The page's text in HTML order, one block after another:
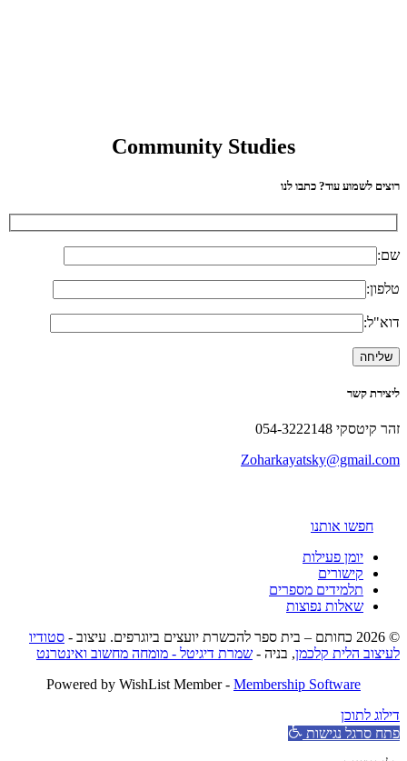
Community Studies
רוצים לשמוע עוד? כתבו לנו
שם:
טלפון:
דוא"ל:
ליצירת קשר
זהר קיטסקי 054-3222148
Zoharkayatsky@gmail.com
חפשו אותנו
יומן פעילות
קישורים
תלמידים מספרים
שאלות נפוצות
© 2026 כחותם – בית ספר להכשרת יועצים ביוגרפים. עיצוב -
סטודיו
לעיצוב הלית קלכמן, בניה - שמרת דיגיטל - מומחה מחשוב ואינטרנט
Powered by WishList Member - Membership Software
דילוג לתוכן
פתח סרגל נגישות